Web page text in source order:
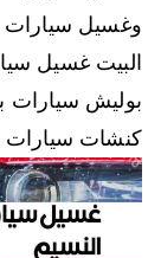
وغسيل
البيت غسيل
بوليش
كنشات